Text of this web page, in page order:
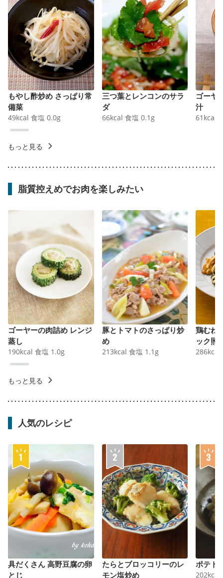
もやし酢炒め さっぱり常
備菜
49kcal 食塩 0.0g
三つ葉とレンコンのサラ
ダ
66kcal 食塩 0.1 g
ゴーヤ
汁
61 kcal
もっと見る
脂質控えめでお肉を楽しみたい
ゴーヤーの肉詰め レンジ
蒸し
190kcal 食塩 1.0g
豚とトマトのさっぱり炒
め
213kcal 食塩 1.1 g
鶏むね
ック照
286kcal
もっと見る
人気のレシピ
具だくさん 高野豆腐の卵
とじ
たらとブロッコリーのレ
モン塩炒め
ポテト
202kcal